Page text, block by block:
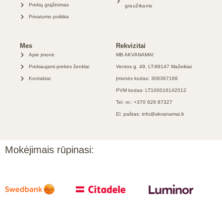
Prekių grąžinimas
Privatumo politika
graužikams
Mes
Apie įmonė
Prekiaujami prekės ženklai
Kontaktai
Rekvizitai
MB AKVANAMAI
Ventos g. 49, LT-89147 Mažeikiai
Įmonės kodas: 306367166
PVM kodas: LT100016142012
Tel. nr.: +370 626 87327
El. paštas: info@akvanamai.lt
Mokėjimais rūpinasi: